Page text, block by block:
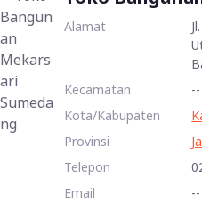
Alamat
Kecamatan
--
Kota/Kabupaten
Provinsi
Telepon
Email
--